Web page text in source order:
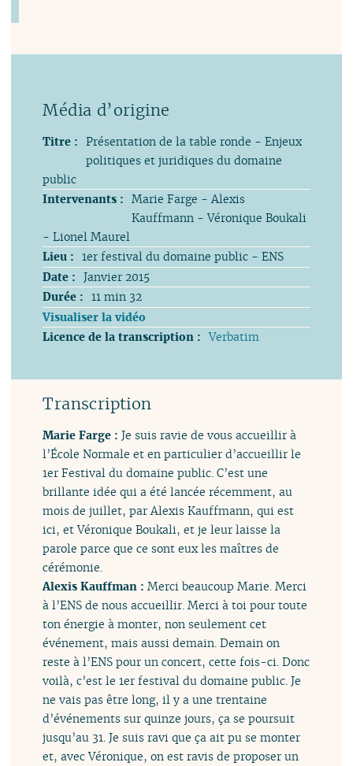
Titre : Présentation de la table ronde - Enjeux
politiques et juridiques du domaine
public
Intervenants : Marie Farge - Alexis
Kauffmann - Véronique Boukali
- Lionel Maurel
Lieu : 1er festival du domaine public - ENS
Date : Janvier 2015
Durée : 11 min 32
Visualiser la vidéo
Licence de la transcription : Verbatim
Transcription
Marie Farge : Je suis ravie de vous accueillir à
l’École Normale et en particulier d’accueillir le
1er Festival du domaine public. C’est une
brillante idée qui a été lancée récemment, au
mois de juillet, par Alexis Kauffmann, qui est
ici, et Véronique Boukali, et je leur laisse la
parole parce que ce sont eux les maîtres de
cérémonie.
Alexis Kauffman : Merci beaucoup Marie. Merci
à l’ENS de nous accueillir. Merci à toi pour toute
ton énergie à monter, non seulement cet
événement, mais aussi demain. Demain on
reste à l’ENS pour un concert, cette fois-ci. Donc
voilà, c’est le 1er festival du domaine public. Je
ne vais pas être long, il y a une trentaine
d’événements sur quinze jours, ça se poursuit
jusqu’au 31. Je suis ravi que ça ait pu se monter
et, avec Véronique, on est ravis de proposer un